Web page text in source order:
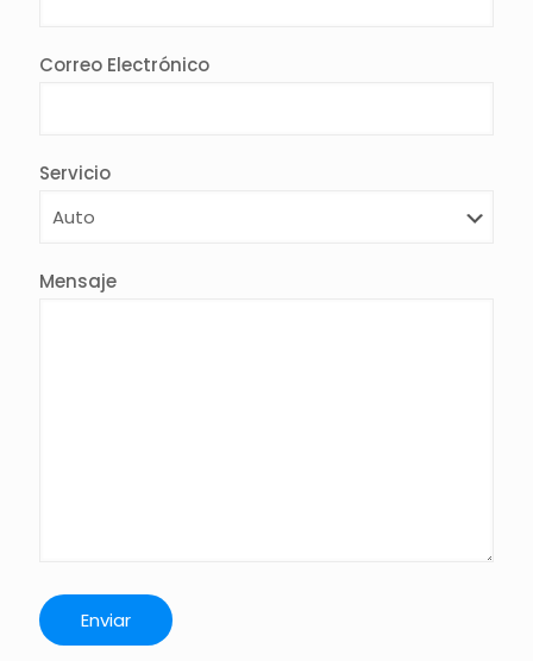
Correo Electrónico
Servicio
Mensaje